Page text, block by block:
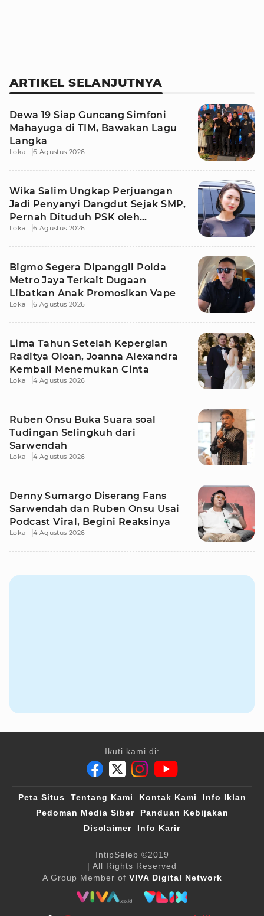
ARTIKEL SELANJUTNYA
Dewa 19 Siap Guncang Simfoni
Mahayuga di TIM, Bawakan Lagu
Langka
Lokal 6 Agustus 2026
Wika Salim Ungkap Perjuangan
Jadi Penyanyi Dangdut Sejak SMP,
Pernah Dituduh PSK oleh
Tetangga
Lokal 6 Agustus 2026
Bigmo Segera Dipanggil Polda
Metro Jaya Terkait Dugaan
Libatkan Anak Promosikan Vape
Lokal 6 Agustus 2026
Lima Tahun Setelah Kepergian
Raditya Oloan, Joanna Alexandra
Kembali Menemukan Cinta
Lokal 4 Agustus 2026
Ruben Onsu Buka Suara soal
Tudingan Selingkuh dari
Sarwendah
Lokal 4 Agustus 2026
Denny Sumargo Diserang Fans
Sarwendah dan Ruben Onsu Usai
Podcast Viral, Begini Reaksinya
Lokal 4 Agustus 2026
Ikuti kami di:
Peta Situs Tentang Kami Kontak Kami
Info Iklan
Pedoman Media Siber
Panduan Kebijakan
Disclaimer
Info Karir
IntipSeleb ©2019
| All Rights Reserved
A Group Member of VIVA Digital Network